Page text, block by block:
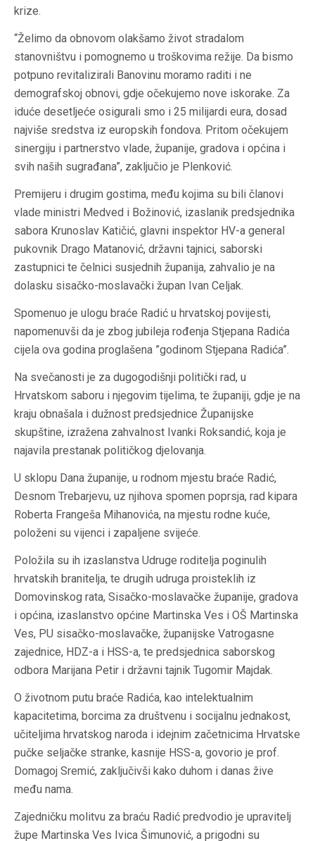
krize.
“Želimo da obnovom olakšamo život stradalom
stanovništvu i pomognemo u troškovima režije. Da bismo
potpuno revitalizirali Banovinu moramo raditi i ne
demografskoj obnovi, gdje očekujemo nove iskorake. Za
iduće desetljeće osigurali smo i 25 milijardi eura, dosad
najviše sredstva iz europskih fondova. Pritom očekujem
sinergiju i partnerstvo vlade, županije, gradova i općina i
svih naših sugrađana”, zaključio je Plenković.
Premijeru i drugim gostima, među kojima su bili članovi
vlade ministri Medved i Božinović, izaslanik predsjednika
sabora Krunoslav Katičić, glavni inspektor HV-a general
pukovnik Drago Matanović, državni tajnici, saborski
zastupnici te čelnici susjednih županija, zahvalio je na
dolasku sisačko-moslavački župan Ivan Celjak.
Spomenuo je ulogu braće Radić u hrvatskoj povijesti,
napomenuvši da je zbog jubileja rođenja Stjepana Radića
cijela ova godina proglašena ”godinom Stjepana Radića”.
Na svečanosti je za dugogodišnji politički rad, u
Hrvatskom saboru i njegovim tijelima, te županiji, gdje je na
kraju obnašala i dužnost predsjednice Županijske
skupštine, izražena zahvalnost Ivanki Roksandić, koja je
najavila prestanak političkog djelovanja.
U sklopu Dana županije, u rodnom mjestu braće Radić,
Desnom Trebarjevu, uz njihova spomen poprsja, rad kipara
Roberta Frangeša Mihanovića, na mjestu rodne kuće,
položeni su vijenci i zapaljene svijeće.
Položila su ih izaslanstva Udruge roditelja poginulih
hrvatskih branitelja, te drugih udruga proisteklih iz
Domovinskog rata, Sisačko-moslavačke županije, gradova
i općina, izaslanstvo općine Martinska Ves i OŠ Martinska
Ves, PU sisačko-moslavačke, županijske Vatrogasne
zajednice, HDZ-a i HSS-a, te predsjednica saborskog
odbora Marijana Petir i državni tajnik Tugomir Majdak.
O životnom putu braće Radića, kao intelektualnim
kapacitetima, borcima za društvenu i socijalnu jednakost,
učiteljima hrvatskog naroda i idejnim začetnicima Hrvatske
pučke seljačke stranke, kasnije HSS-a, govorio je prof.
Domagoj Sremić, zaključivši kako duhom i danas žive
među nama.
Zajedničku molitvu za braću Radić predvodio je upravitelj
župe Martinska Ves Ivica Šimunović, a prigodni su